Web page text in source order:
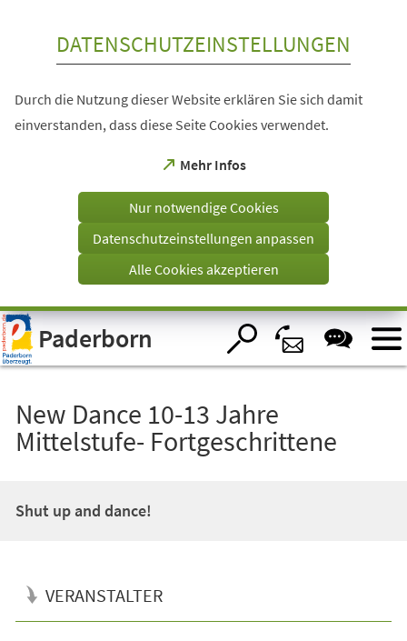
Visuelle
Assistenzsoftware
öffnen.
DATENSCHUTZEINSTELLUNGEN
Durch die Nutzung dieser Website erklären Sie sich damit
einverstanden, dass diese Seite Cookies verwendet.
Mehr Infos
(Öffnet
einem
Tab)
Nur notwendige Cookies
Datenschutzeinstellungen anpassen
Alle Cookies akzeptieren
Paderborn
New Dance 10-13 Jahre
Mittelstufe- Fortgeschrittene
Shut up and dance!
VERANSTALTER